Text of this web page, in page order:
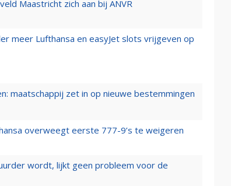
Maastricht zich aan bij ANVR
meer Lufthansa en easyJet slots vrijgeven op
maatschappij zet in op nieuwe bestemmingen
overweegt eerste 777-9’s te weigeren
wordt, lijkt geen probleem voor de